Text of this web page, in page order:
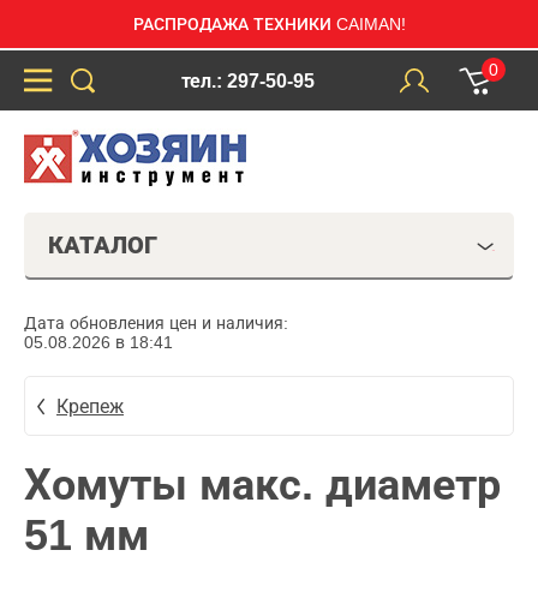
РАСПРОДАЖА ТЕХНИКИ CAIMAN!
тел.: 297-50-95
0
КАТАЛОГ
Дата обновления цен и наличия:
05.08.2026 в 18:41
Крепеж
Хомуты макс. диаметр
51 мм